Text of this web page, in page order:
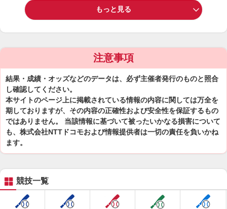
もっと見る
注意事項
結果・成績・オッズなどのデータは、必ず主催者発行のものと照合
し確認してください。
本サイトのページ上に掲載されている情報の内容に関しては万全を
期しておりますが、その内容の正確性および安全性を保証するもの
ではありません。 当該情報に基づいて被ったいかなる損害について
も、株式会社NTTドコモおよび情報提供者は一切の責任を負いかね
ます。
競技一覧